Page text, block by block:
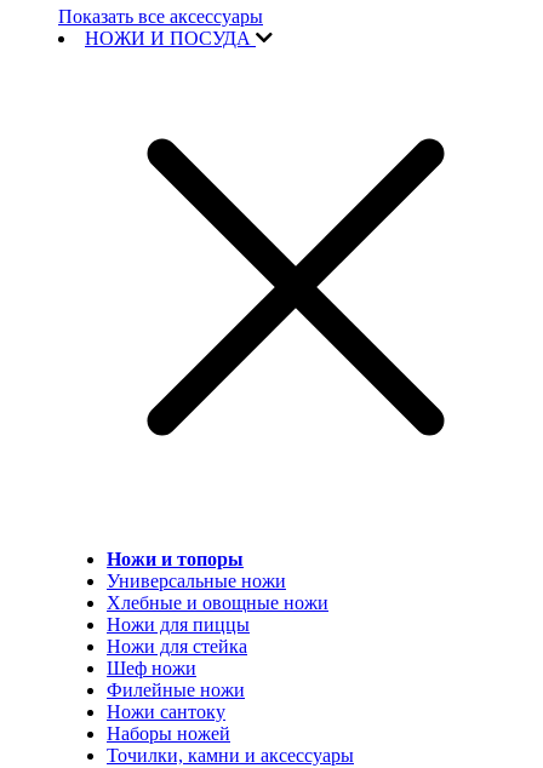
Показать все аксессуары
НОЖИ И ПОСУДА
Ножи и топоры
Универсальные ножи
Хлебные и овощные ножи
Ножи для пиццы
Ножи для стейка
Шеф ножи
Филейные ножи
Ножи сантоку
Наборы ножей
Точилки, камни и аксессуары